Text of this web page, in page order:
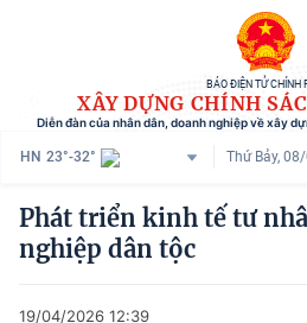
BÁO ĐIỆN TỬ CHÍNH
XÂY DỰNG CHÍNH
Diễn đàn của nhân dân, doanh nghiệp về xây
HN 23°-32° Thứ Bảy,
Danh mục
Trang chủ
Phát triển kinh tế tư
nghiệp dân tộc
19/04/2026 12:39